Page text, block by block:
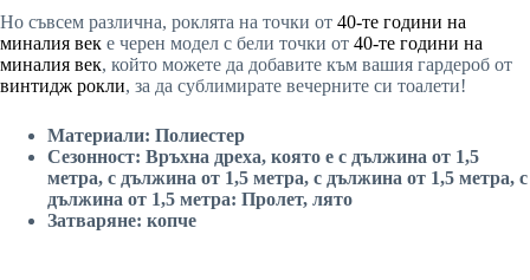
Но съвсем различна, роклята на точки от 40-те години на
миналия век е черен модел с бели точки от 40-те години на
миналия век, който можете да добавите към вашия гардероб от
винтидж рокли, за да сублимирате вечерните си тоалети!
Материали: Полиестер
Сезонност: Връхна дреха, която е с дължина от 1,5
метра, с дължина от 1,5 метра, с дължина от 1,5 метра, с
дължина от 1,5 метра: Пролет, лято
Затваряне: копче